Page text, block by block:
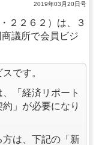
2019年03月20日号
２２６２）は、３
議所で会員ビジ
です。
「経済リポート
」が必要になり
は、下記の「新